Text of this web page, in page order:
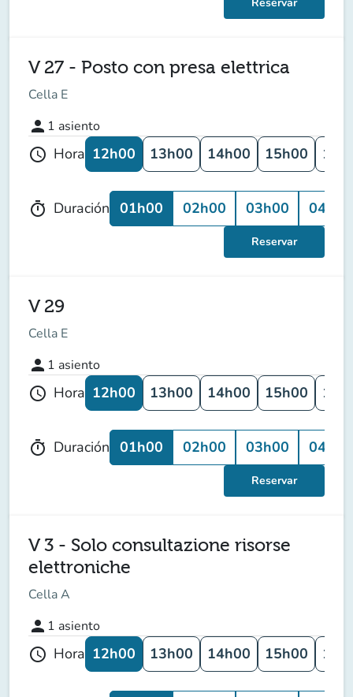
V 27 - Posto con presa elettrica
Cella E
person 1 asiento
schedule Hora 12h00 13h00 14h00 15h00
timer Duración 01h00 02h00 03h00 04h00
Reservar
V 29
Cella E
person 1 asiento
schedule Hora 12h00 13h00 14h00 15h00
timer Duración 01h00 02h00 03h00 04h00
Reservar
V 3 - Solo consultazione risorse
elettroniche
Cella A
person 1 asiento
schedule Hora 12h00 13h00 14h00 15h00